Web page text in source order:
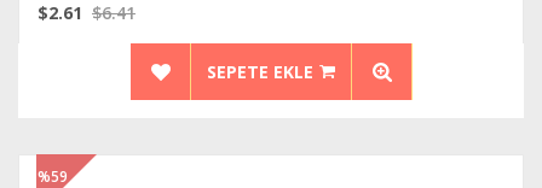
$2.61 $6.41
SEPETE EKLE
%59